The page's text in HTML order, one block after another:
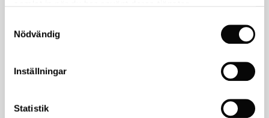
Nödvändig
Inställningar
Statistik
Richa